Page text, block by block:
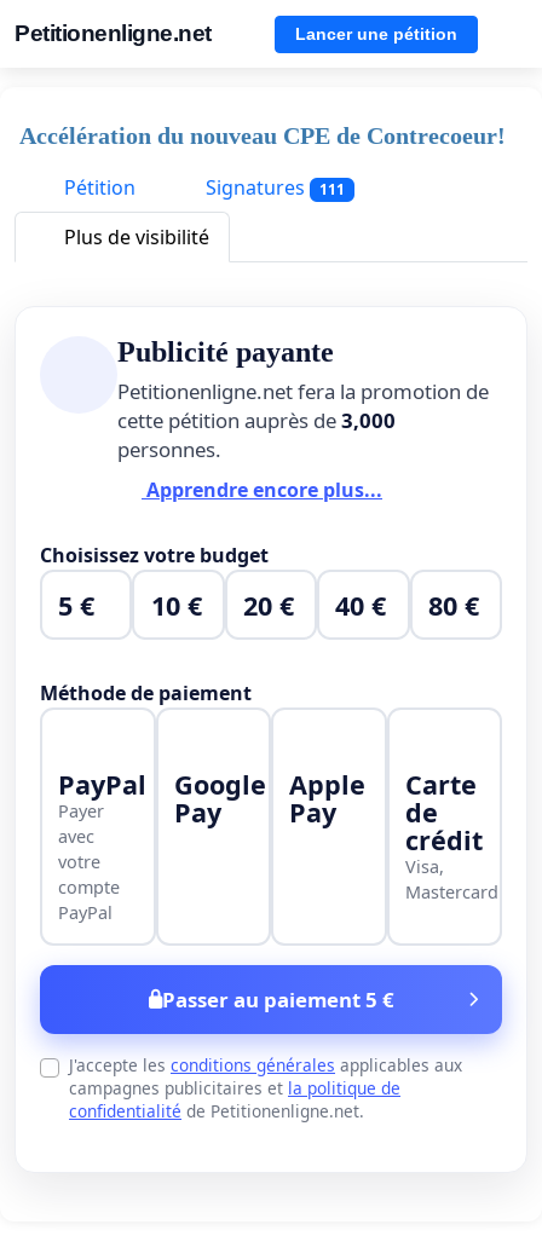
Petitionenligne.net Lancer une pétition
Accélération du nouveau CPE de Contrecoeur!
Pétition
Signatures 111
Plus de visibilité
Publicité payante
Petitionenligne.net fera la promotion de
cette pétition auprès de3,000
personnes.
Apprendre encore plus...
Choisissez votre budget
5 € 10 € 20 € 40 € 80 €
Méthode de paiement
PayPal
Payer
avec
votre
compte
PayPal
Google
Pay
Apple
Pay
Carte
de
crédit
Visa,
Mastercard
Passer au paiement 5 €
J'accepte les conditions générales applicables aux
campagnes publicitaires et la politique de
confidentialité de Petitionenligne.net.